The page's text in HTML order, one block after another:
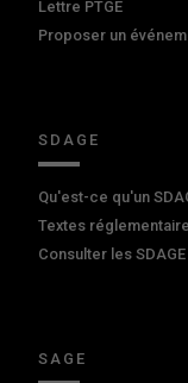
Lettre PTGE
Proposer un
SDAGE
Qu'est-ce qu'un
Textes
Consulter les SDAGE
SAGE